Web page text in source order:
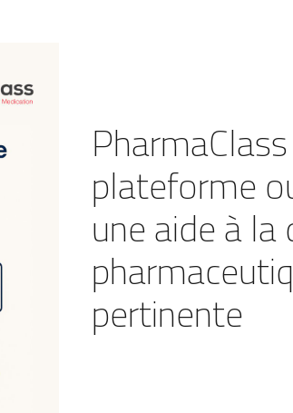
plateforme
une aide à la
pertinente